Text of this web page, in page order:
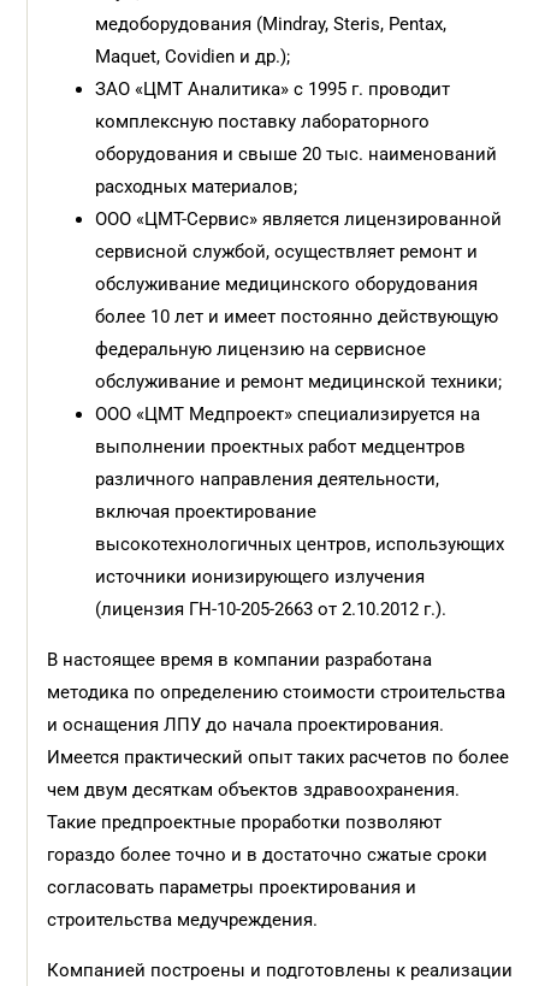
медоборудования (Mindray, Steris, Pentax,
Maquet, Covidien и др.);
ЗАО «ЦМТ Аналитика» с 1995 г. проводит
комплексную поставку лабораторного
оборудования и свыше 20 тыс. наименований
расходных материалов;
ООО «ЦМТ-Сервис» является лицензированной
сервисной службой, осуществляет ремонт и
обслуживание медицинского оборудования
более 10 лет и имеет постоянно действующую
федеральную лицензию на сервисное
обслуживание и ремонт медицинской техники;
ООО «ЦМТ Медпроект» специализируется на
выполнении проектных работ медцентров
различного направления деятельности,
включая проектирование
высокотехнологичных центров, использующих
источники ионизирующего излучения
(лицензия ГН-10-205-2663от 2.10.2012 г.).
В настоящее время в компании разработана
методика по определению стоимости строительства
и оснащения ЛПУ до начала проектирования.
Имеется практический опыт таких расчетов по более
чем двум десяткам объектов здравоохранения.
Такие предпроектные проработки позволяют
гораздо более точно и в достаточно сжатые сроки
согласовать параметры проектирования и
строительства медучреждения.
Компанией построены и подготовлены к реализации